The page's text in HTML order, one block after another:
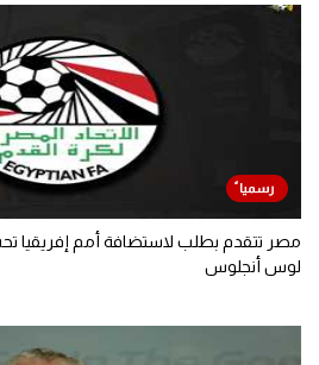
لوس أنجلوس